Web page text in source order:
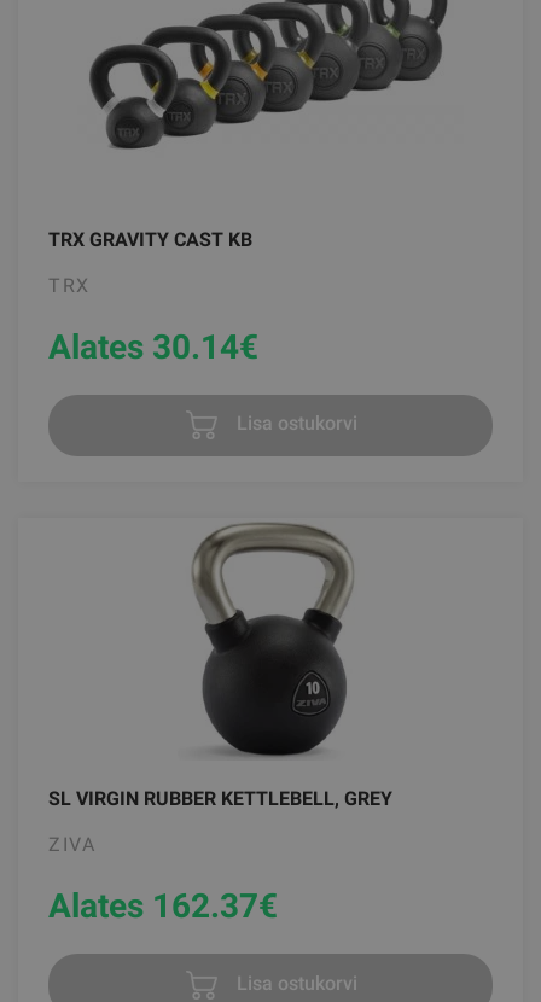
TRX GRAVITY CAST KB
TRX
Alates 30.14€
Lisa ostukorvi
SL VIRGIN RUBBER KETTLEBELL, GREY
ZIVA
Alates 162.37€
Lisa ostukorvi